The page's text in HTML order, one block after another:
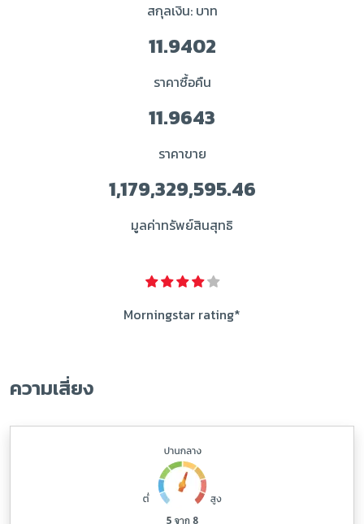
สกุลเงิน: บาท
11.9402
ราคาซื้อคืน
11.9643
ราคาขาย
1,179,329,595.46
มูลค่าทรัพย์สินสุทธิ
Morningstar rating*
ความเสี่ยง